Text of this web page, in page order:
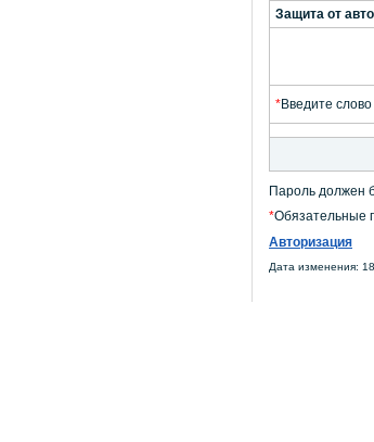
Защита от
*Введите
Пароль должен
*Обязательные
Авторизация
Дата изменения: